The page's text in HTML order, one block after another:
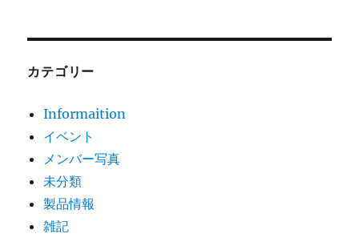
カテゴリー
Informaition
イベント
メンバー写真
未分類
製品情報
雑記